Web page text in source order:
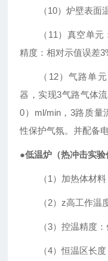
（10）炉壁表面
（ 11 ）真空单元
精度：相对示值误差
（ 12）气路单
器，实现3气路气体
0） ml/min， 3路质量
性保护气氛。并配备
●低温炉（热冲击实验
（1 ）加热体材
（2） z高工作温
（3）控温精度
（4）恒温区长